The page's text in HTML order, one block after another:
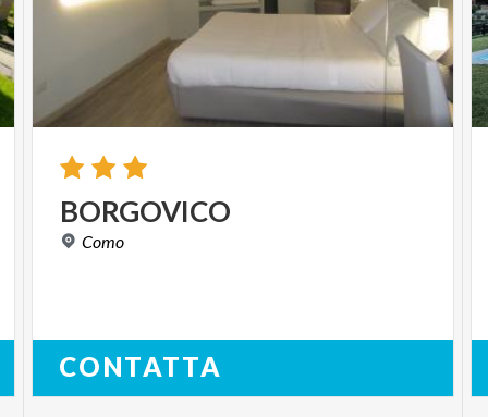
BORGOVICO
Como
CONTATTA